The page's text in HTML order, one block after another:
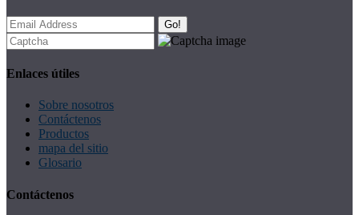
Go!
Enlaces útiles
Sobre nosotros
Contáctenos
Productos
mapa del sitio
Glosario
Contáctenos